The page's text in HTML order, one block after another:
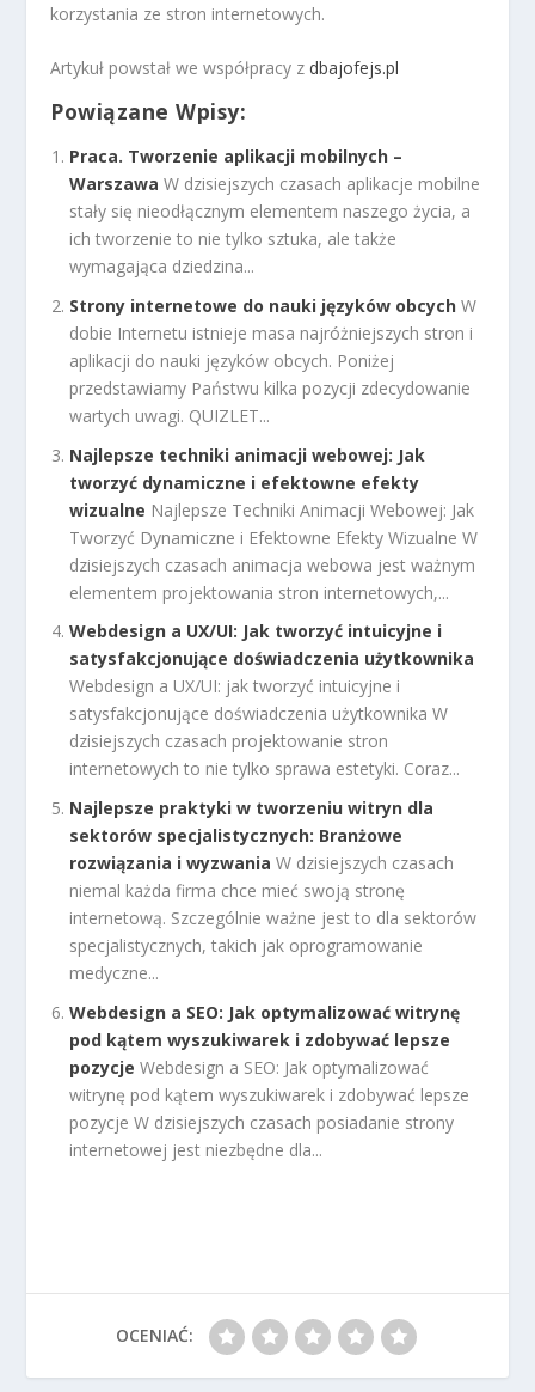
korzystania ze stron internetowych.
Artykuł powstał we współpracy z dbajofejs.pl
Powiązane Wpisy:
Praca. Tworzenie aplikacji mobilnych –
Warszawa W dzisiejszych czasach aplikacje mobilne
stały się nieodłącznym elementem naszego życia, a
ich tworzenie to nie tylko sztuka, ale także
wymagająca dziedzina...
Strony internetowe do nauki języków obcych W
dobie Internetu istnieje masa najróżniejszych stron i
aplikacji do nauki języków obcych. Poniżej
przedstawiamy Państwu kilka pozycji zdecydowanie
wartych uwagi. QUIZLET...
Najlepsze techniki animacji webowej: Jak
tworzyć dynamiczne i efektowne efekty
wizualne Najlepsze Techniki Animacji Webowej: Jak
Tworzyć Dynamiczne i Efektowne Efekty Wizualne W
dzisiejszych czasach animacja webowa jest ważnym
elementem projektowania stron internetowych,...
Webdesign a UX/UI: Jak tworzyć intuicyjne i
satysfakcjonujące doświadczenia użytkownika
Webdesign a UX/UI: jak tworzyć intuicyjne i
satysfakcjonujące doświadczenia użytkownika W
dzisiejszych czasach projektowanie stron
internetowych to nie tylko sprawa estetyki. Coraz...
Najlepsze praktyki w tworzeniu witryn dla
sektorów specjalistycznych: Branżowe
rozwiązania i wyzwania W dzisiejszych czasach
niemal każda firma chce mieć swoją stronę
internetową. Szczególnie ważne jest to dla sektorów
specjalistycznych, takich jak oprogramowanie
medyczne...
Webdesign a SEO: Jak optymalizować witrynę
pod kątem wyszukiwarek i zdobywać lepsze
pozycje Webdesign a SEO: Jak optymalizować
witrynę pod kątem wyszukiwarek i zdobywać lepsze
pozycje W dzisiejszych czasach posiadanie strony
internetowej jest niezbędne dla...
OCENIAĆ: